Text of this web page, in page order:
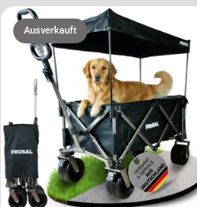
Ausverkauft